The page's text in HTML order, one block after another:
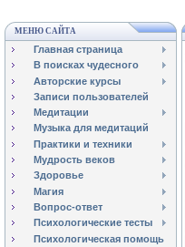
МЕНЮ САЙТА
Главная страница
В поисках чудесного
Авторские курсы
Записи пользователей
Медитации
Музыка для медитаций
Практики и техники
Мудрость веков
Здоровье
Магия
Вопрос-ответ
Психологические тесты
Психологическая помощь